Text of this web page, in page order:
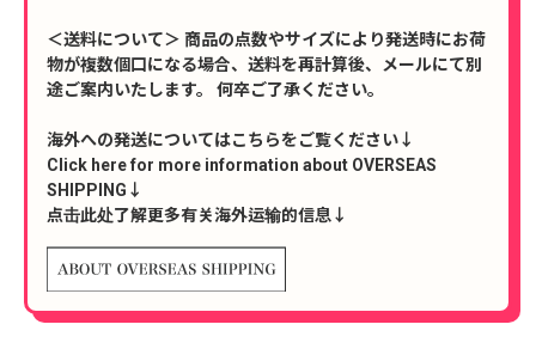
＜送料について＞ 商品の点数やサイズにより発送時にお荷
物が複数個口になる場合、送料を再計算後、メールにて別
途ご案内いたします。 何卒ご了承ください。
海外への発送についてはこちらをご覧ください↓
Click here for more information about OVERSEAS
SHIPPING↓
点击此处了解更多有关海外运输的信息↓